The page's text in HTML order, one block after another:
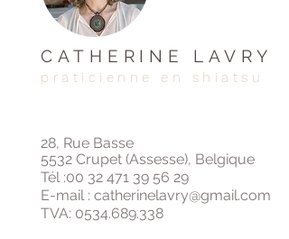
CATHERINE LAVRY
praticienne en shiatsu
28, Rue Basse
5532 Crupet (Assesse), Belgique
Tél :00 32 471 39 56 29
E-mail : catherinelavry@gmail.com
TVA: 0534.689.338